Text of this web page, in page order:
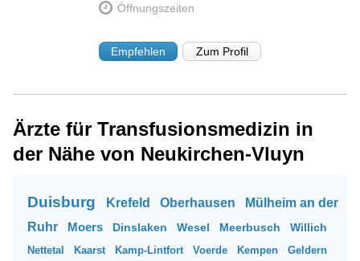
Öffnungszeiten
Empfehlen Zum Profil
Ärzte für Transfusionsmedizin in
der Nähe von Neukirchen-Vluyn
Duisburg Krefeld Oberhausen
Mülheim an der
Ruhr
Moers Dinslaken Wesel Meerbusch Willich
Nettetal Kaarst Kamp-Lintfort Voerde Kempen
Geldern